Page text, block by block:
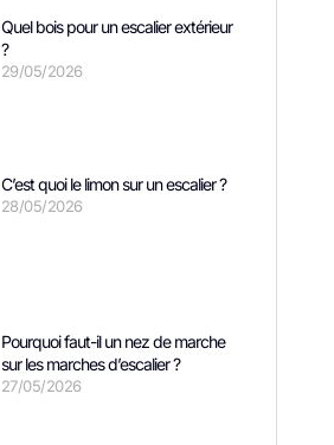
Quel bois pour un escalier extérieur
?
29/05/2026
C’est quoi le limon sur un escalier ?
28/05/2026
Pourquoi faut-il un nez de marche
sur les marches d’escalier ?
27/05/2026